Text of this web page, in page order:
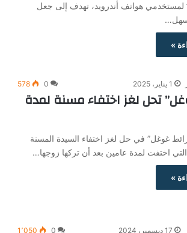
هواتف أندرويد، تهدف إلى جعل
»
1 يناير، 2025 0
578
تحل لغز اختفاء مسنة لمدة
غوغل” في حل لغز اختفاء السيدة المسنة
التي اختفت لمدة عامين بعد أن تركها زوجها…
»
17 ديسمبر، 2024 0 1٬050